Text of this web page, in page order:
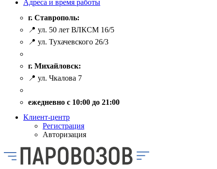
Адреса и время работы
г. Ставрополь:
📍 ул. 50 лет ВЛКСМ 16/5
📍 ул. Тухачевского 26/3
г. Михайловск:
📍 ул. Чкалова 7
ежедневно с 10:00 до 21:00
Клиент-центр
Регистрация
Авторизация